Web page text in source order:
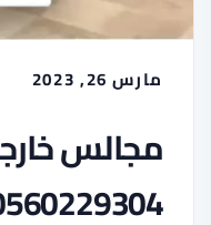
مارس 26, 2023
مجالس